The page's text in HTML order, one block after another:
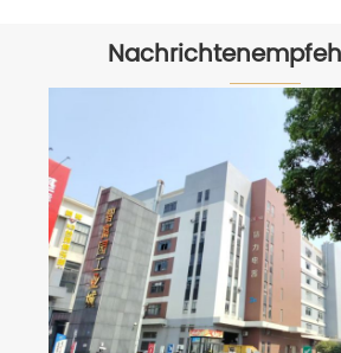
Wir machen die NBR -
für Kunden
Mehr sehen >>